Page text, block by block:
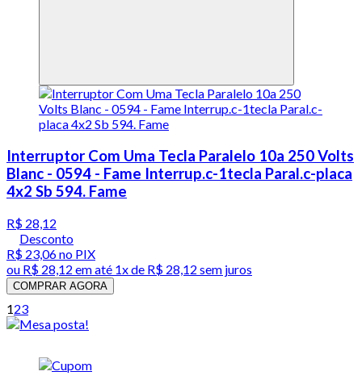
Interruptor Com Uma Tecla Paralelo 10a 250 Volts
Blanc - 0594 - Fame Interrup.c-1tecla Paral.c-placa
4x2 Sb 594. Fame
R$ 28,12
Desconto
R$ 23,06no PIX
ou R$ 28,12 em até 1x de R$ 28,12 sem juros
COMPRAR AGORA
123